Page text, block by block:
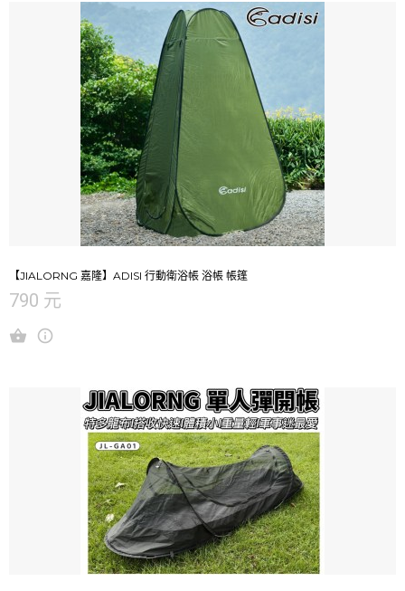
【JIALORNG 嘉隆】ADISI 行動衛浴帳 浴帳 帳篷
790 元